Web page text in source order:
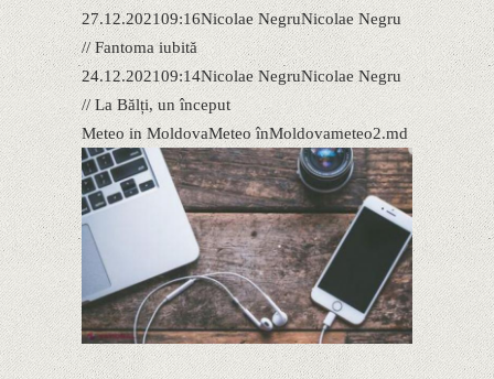
27.12.202109:16Nicolae NegruNicolae Negru
// Fantoma iubită
24.12.202109:14Nicolae NegruNicolae Negru
// La Bălți, un început
Meteo in MoldovaMeteo înMoldovameteo2.md